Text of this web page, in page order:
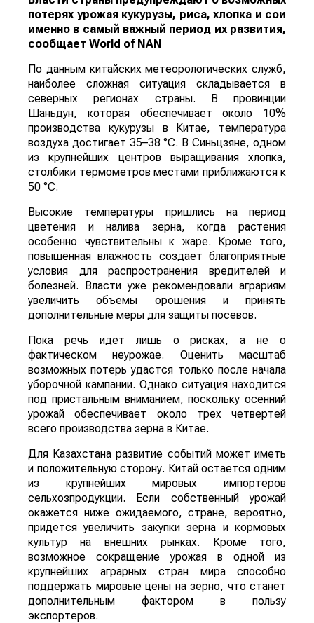
потерях урожая кукурузы, риса, хлопка и сои
именно в самый важный период их развития,
сообщает World of NAN
По данным китайских метеорологических служб,
наиболее сложная ситуация складывается в
северных регионах страны. В провинции
Шаньдун, которая обеспечивает около 10%
производства кукурузы в Китае, температура
воздуха достигает 35–38 °C. В Синьцзяне, одном
из крупнейших центров выращивания хлопка,
столбики термометров местами приближаются к
50 °C.
Высокие температуры пришлись на период
цветения и налива зерна, когда растения
особенно чувствительны к жаре. Кроме того,
повышенная влажность создает благоприятные
условия для распространения вредителей и
болезней. Власти уже рекомендовали аграриям
увеличить объемы орошения и принять
дополнительные меры для защиты посевов.
Пока речь идет лишь о рисках, а не о
фактическом неурожае. Оценить масштаб
возможных потерь удастся только после начала
уборочной кампании. Однако ситуация находится
под пристальным вниманием, поскольку осенний
урожай обеспечивает около трех четвертей
всего производства зерна в Китае.
Для Казахстана развитие событий может иметь
и положительную сторону. Китай остается одним
из крупнейших мировых импортеров
сельхозпродукции. Если собственный урожай
окажется ниже ожидаемого, стране, вероятно,
придется увеличить закупки зерна и кормовых
культур на внешних рынках. Кроме того,
возможное сокращение урожая в одной из
крупнейших аграрных стран мира способно
поддержать мировые цены на зерно, что станет
дополнительным фактором в пользу
экспортеров.